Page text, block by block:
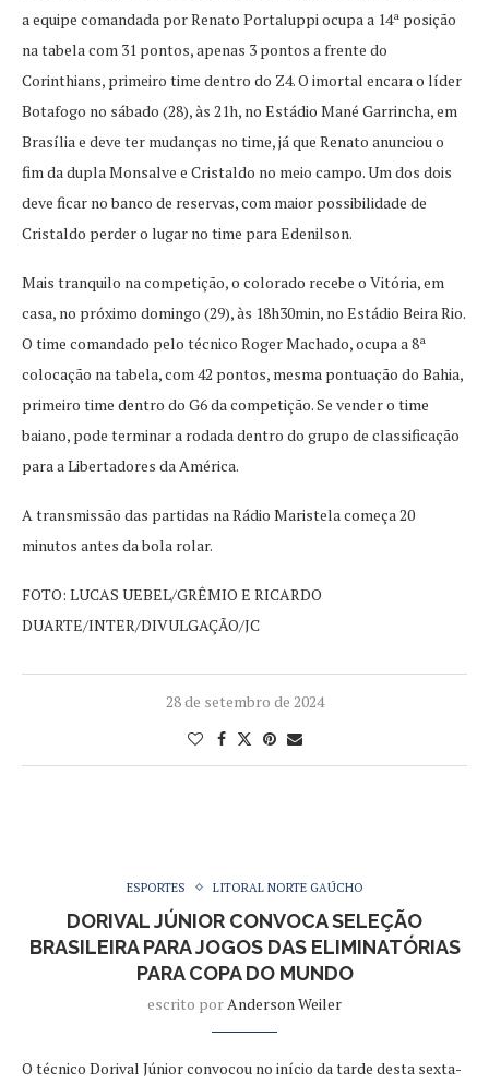
a equipe comandada por Renato Portaluppi ocupa a 14ª posição
na tabela com 31 pontos, apenas 3 pontos a frente do
Corinthians, primeiro time dentro do Z4. O imortal encara o líder
Botafogo no sábado (28), às 21h, no Estádio Mané Garrincha, em
Brasília e deve ter mudanças no time, já que Renato anunciou o
fim da dupla Monsalve e Cristaldo no meio campo. Um dos dois
deve ficar no banco de reservas, com maior possibilidade de
Cristaldo perder o lugar no time para Edenilson.
Mais tranquilo na competição, o colorado recebe o Vitória, em
casa, no próximo domingo (29), às 18h30min, no Estádio Beira Rio.
O time comandado pelo técnico Roger Machado, ocupa a 8ª
colocação na tabela, com 42 pontos, mesma pontuação do Bahia,
primeiro time dentro do G6 da competição. Se vender o time
baiano, pode terminar a rodada dentro do grupo de classificação
para a Libertadores da América.
A transmissão das partidas na Rádio Maristela começa 20
minutos antes da bola rolar.
FOTO: LUCAS UEBEL/GRÊMIO E RICARDO
DUARTE/INTER/DIVULGAÇÃO/JC
28 de setembro de 2024
ESPORTES LITORAL NORTE GAÚCHO
DORIVAL JÚNIOR CONVOCA SELEÇÃO
BRASILEIRA PARA JOGOS DAS ELIMINATÓRIAS
PARA COPA DO MUNDO
escrito porAnderson Weiler
O técnico Dorival Júnior convocou no início da tarde desta sexta-